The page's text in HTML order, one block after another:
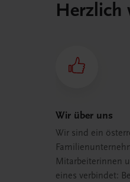
Herzlich
Wir über uns
Wir sind ein
Mitarbeiterinnen
eines verbindet: